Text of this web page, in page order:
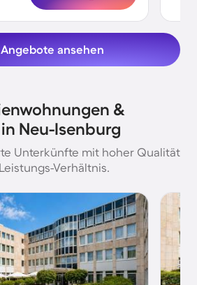
ansehen
&
Neu-Isenburg
Unterkünfte mit hoher Qualität
Verhältnis.